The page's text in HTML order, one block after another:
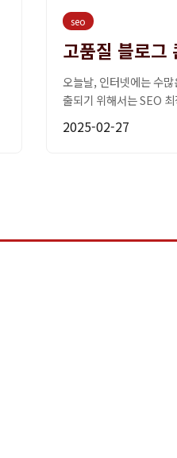
seo
고품질 블로그
오늘날, 인터넷에는 수
출되기 위해서는 SEO
2025-02-27